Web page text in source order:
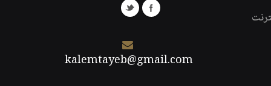
kalemtayeb@gmail.com